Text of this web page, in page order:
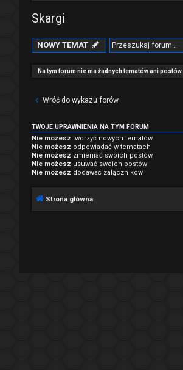
Skargi
NOWY TEMAT
Na tym forum nie ma żadnych tematów ani postów.
Wróć do wykazu forów
TWOJE UPRAWNIENIA NA TYM FORUM
Nie możesz tworzyć nowych tematów
Nie możesz odpowiadać w tematach
Nie możesz zmieniać swoich postów
Nie możesz usuwać swoich postów
Nie możesz dodawać załączników
Strona główna